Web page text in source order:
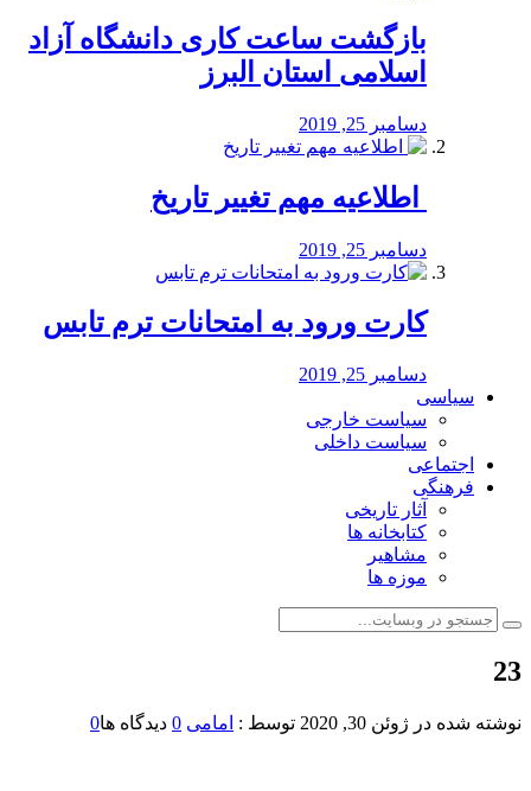
بازگشت ساعت کاری دانشگاه آزاد
اسلامی استان البرز
دسامبر 25, 2019
️ اطلاعیه مهم تغییر تاریخ
دسامبر 25, 2019
کارت ورود به امتحانات ترم تابس
دسامبر 25, 2019
سیاسی
سیاست خارجی
سیاست داخلی
اجتماعی
فرهنگی
آثار تاریخی
کتابخانه ها
مشاهیر
موزه ها
23
نوشته شده در ژوئن 30, 2020 توسط : امامی 0 دیدگاه ها0